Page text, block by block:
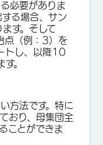
必要がありま
る場合、サン
す。そして
点（例：3）を
トし、以降10
。
方法です。特に
おり、母集団全
ことができま